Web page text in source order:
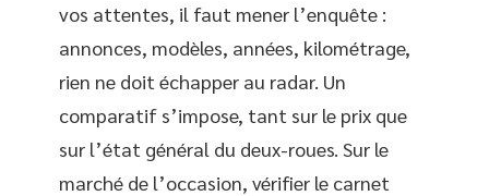
vos attentes, il faut mener l’enquête :
annonces, modèles, années, kilométrage,
rien ne doit échapper au radar. Un
comparatif s’impose, tant sur le prix que
sur l’état général du deux-roues. Sur le
marché de l’occasion, vérifier le carnet